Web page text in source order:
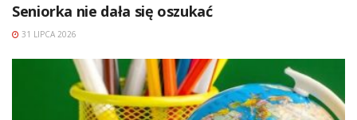
Seniorka nie dała się oszukać
31 LIPCA 2026